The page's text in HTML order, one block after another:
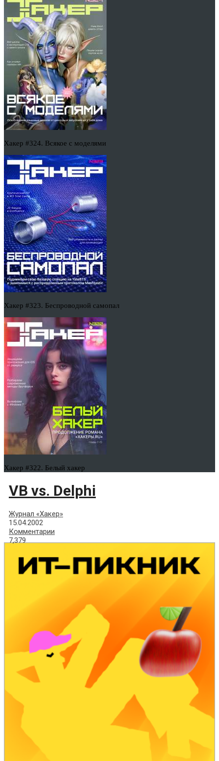
Хакер #324. Всякое с моделями
Хакер #323. Беспроводной самопал
Хакер #322. Белый хакер
VB vs. Delphi
Журнал «Хакер»
15.04.2002
Комментарии
7,379